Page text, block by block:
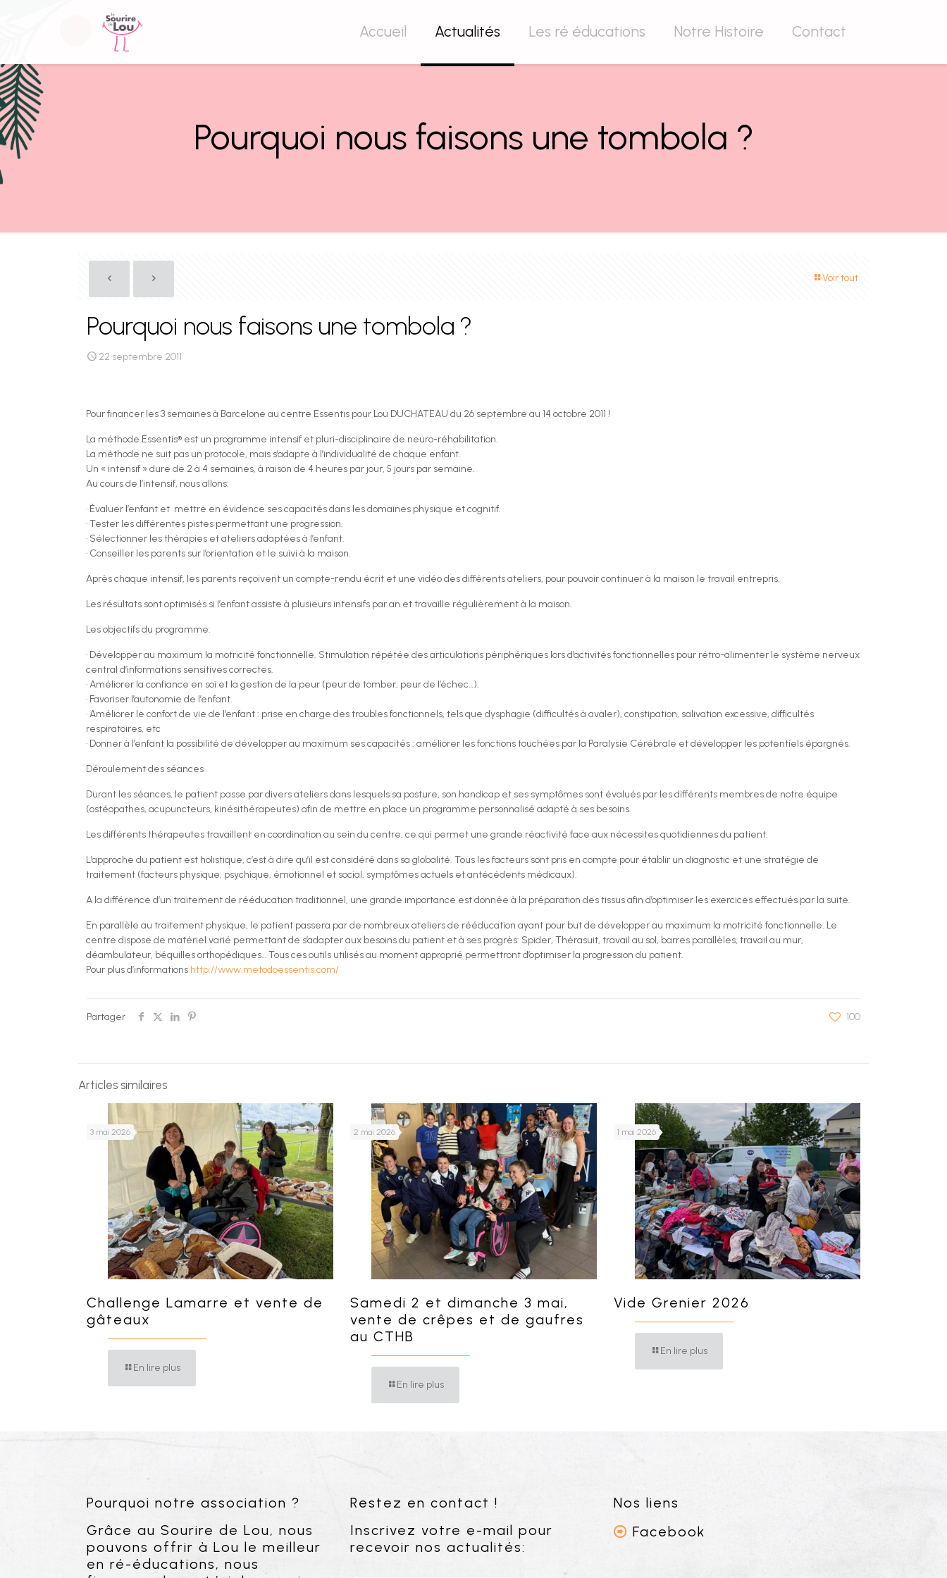
Accueil Actualités Les ré éducations Notre Histoire Contact
Pourquoi nous faisons une tombola ?
Voir tout
Pourquoi nous faisons une tombola ?
22 septembre 2011
Pour financer les 3 semaines à Barcelone au centre Essentis pour Lou DUCHATEAU du 26 septembre au 14 octobre 2011 !
La méthode Essentis® est un programme intensif et pluri-disciplinaire de neuro-réhabilitation.
La méthode ne suit pas un protocole, mais s’adapte à l’individualité de chaque enfant.
Un « intensif » dure de 2 à 4 semaines, à raison de 4 heures par jour, 5 jours par semaine.
Au cours de l’intensif, nous allons:
· Évaluer l’enfant et mettre en évidence ses capacités dans les domaines physique et cognitif.
· Tester les différentes pistes permettant une progression.
· Sélectionner les thérapies et ateliers adaptées à l’enfant.
· Conseiller les parents sur l’orientation et le suivi à la maison.
Après chaque intensif, les parents reçoivent un compte-rendu écrit et une vidéo des différents ateliers, pour pouvoir continuer à la maison le travail entrepris.
Les résultats sont optimisés si l’enfant assiste à plusieurs intensifs par an et travaille régulièrement à la maison.
Les objectifs du programme:
· Développer au maximum la motricité fonctionnelle. Stimulation répétée des articulations périphériques lors d’activités fonctionnelles pour rétro-alimenter le système nerveux
central d’informations sensitives correctes.
· Améliorer la confiance en soi et la gestion de la peur (peur de tomber, peur de l’échec…).
· Favoriser l’autonomie de l’enfant.
· Améliorer le confort de vie de l’enfant : prise en charge des troubles fonctionnels, tels que dysphagie (difficultés à avaler), constipation, salivation excessive, difficultés
respiratoires, etc
· Donner à l’enfant la possibilité de développer au maximum ses capacités : améliorer les fonctions touchées par la Paralysie Cérébrale et développer les potentiels épargnés.
Déroulement des séances
Durant les séances, le patient passe par divers ateliers dans lesquels sa posture, son handicap et ses symptômes sont évalués par les différents membres de notre équipe
(ostéopathes, acupuncteurs, kinésithérapeutes) afin de mettre en place un programme personnalisé adapté à ses besoins.
Les différents thérapeutes travaillent en coordination au sein du centre, ce qui permet une grande réactivité face aux nécessites quotidiennes du patient.
L’approche du patient est holistique, c’est à dire qu’il est considéré dans sa globalité. Tous les facteurs sont pris en compte pour établir un diagnostic et une stratégie de
traitement (facteurs physique, psychique, émotionnel et social, symptômes actuels et antécédents médicaux).
A la différence d’un traitement de rééducation traditionnel, une grande importance est donnée à la préparation des tissus afin d’optimiser les exercices effectués par la suite.
En parallèle au traitement physique, le patient passera par de nombreux ateliers de rééducation ayant pour but de développer au maximum la motricité fonctionnelle. Le
centre dispose de matériel varié permettant de s’adapter aux besoins du patient et à ses progrès: Spider, Thérasuit, travail au sol, barres parallèles, travail au mur,
déambulateur, béquilles orthopédiques… Tous ces outils utilisés au moment approprié permettront d’optimiser la progression du patient.
Pour plus d’informations http://www.metodoessentis.com/
Partager 100
Articles similaires
3 mai 2026
Challenge Lamarre et vente de
gâteaux
En lire plus
2 mai 2026
Samedi 2 et dimanche 3 mai,
vente de crêpes et de gaufres
au CTHB
En lire plus
1 mai 2026
Vide Grenier 2026
En lire plus
Pourquoi notre association ?
Grâce au Sourire de Lou, nous
pouvons offrir à Lou le meilleur
en ré-éducations, nous
Restez en contact !
Inscrivez votre e-mail pour
recevoir nos actualités:
Nos liens
Facebook